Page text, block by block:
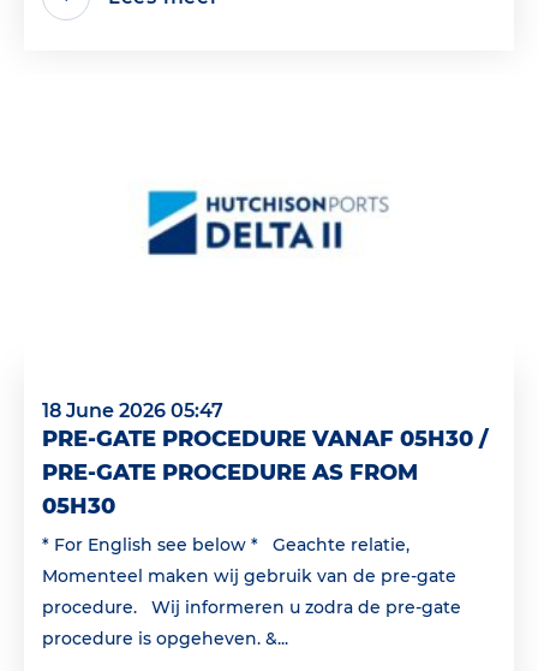
18 June 2026 05:47
PRE-GATE PROCEDURE VANAF 05H30 /
PRE-GATE PROCEDURE AS FROM
05H30
* For English see below * Geachte relatie,
Momenteel maken wij gebruik van de pre-gate
procedure. Wij informeren u zodra de pre-gate
procedure is opgeheven. &...